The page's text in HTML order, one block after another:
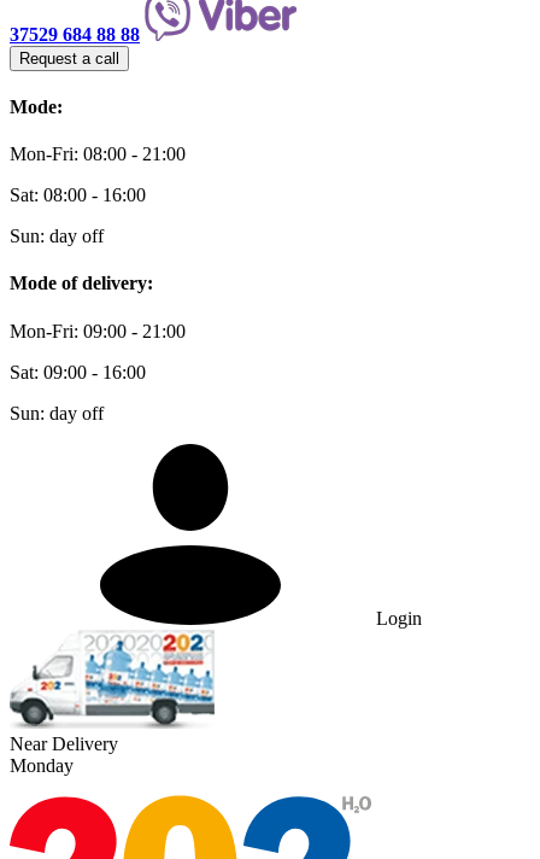
37529 684 88 88
Request a call
Mode:
Mon-Fri: 08:00 - 21:00
Sat: 08:00 - 16:00
Sun: day off
Mode of delivery:
Mon-Fri: 09:00 - 21:00
Sat: 09:00 - 16:00
Sun: day off
Login
Near Delivery
Monday